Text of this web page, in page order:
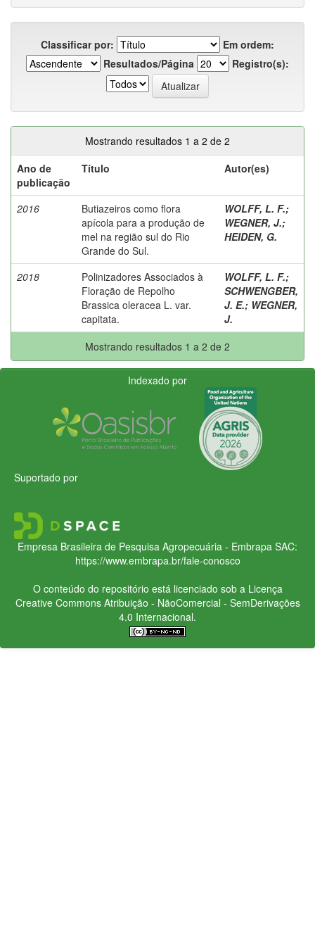
Classificar por:
Em ordem:
Resultados/Página
Registro(s):
Mostrando resultados 1 a 2 de 2
Ano de
publicação
Título Autor(es)
2016
Butiazeiros como flora
apícola para a produção de
mel na região sul do Rio
Grande do Sul.
WOLFF, L. F.;
WEGNER, J.;
HEIDEN, G.
2018
Polinizadores Associados à
Floração de Repolho
Brassica oleracea L. var.
capitata.
WOLFF, L. F.;
SCHWENGBER,
J. E.; WEGNER,
J.
Mostrando resultados 1 a 2 de 2
Indexado por
Suportado por
Empresa Brasileira de Pesquisa Agropecuária - Embrapa SAC:
https://www.embrapa.br/fale-conosco
O conteúdo do repositório está licenciado sob a Licença
Creative CommonsAtribuição - NãoComercial - SemDerivações
4.0 Internacional.